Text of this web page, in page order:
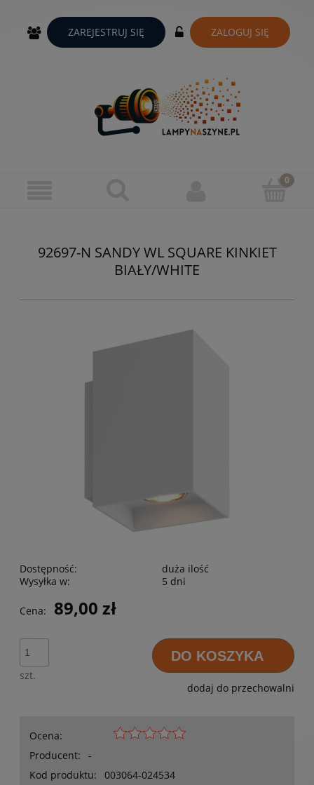
ZAREJESTRUJ SIĘ ZALOGUJ SIĘ
92697-N SANDY WL SQUARE KINKIET
BIAŁY/WHITE
Dostępność:
duża ilość
Wysyłka w:
5 dni
Cena: 89,00 zł
szt.
DO KOSZYKA
dodaj do przechowalni
Ocena:
Producent:
-
Kod produktu:
003064-024534